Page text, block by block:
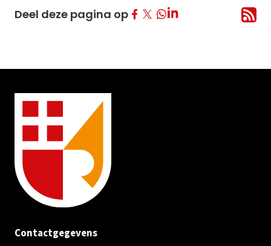
Deel deze pagina opDeel op Facebook
Deel op Twitter
Deel op Whatsapp
Deel op LinkedIn
Contactgegevens